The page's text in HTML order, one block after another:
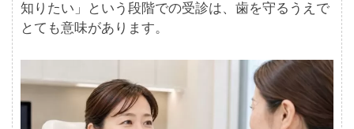
知りたい」という段階での受診は、歯を守るうえで
とても意味があります。